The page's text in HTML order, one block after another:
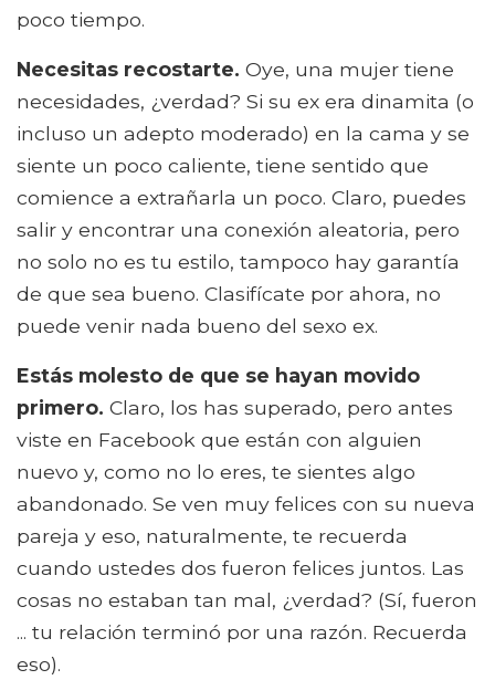
poco tiempo.
Necesitas recostarte. Oye, una mujer tiene
necesidades, ¿verdad? Si su ex era dinamita (o
incluso un adepto moderado) en la cama y se
siente un poco caliente, tiene sentido que
comience a extrañarla un poco. Claro, puedes
salir y encontrar una conexión aleatoria, pero
no solo no es tu estilo, tampoco hay garantía
de que sea bueno. Clasifícate por ahora, no
puede venir nada bueno del sexo ex.
Estás molesto de que se hayan movido
primero. Claro, los has superado, pero antes
viste en Facebook que están con alguien
nuevo y, como no lo eres, te sientes algo
abandonado. Se ven muy felices con su nueva
pareja y eso, naturalmente, te recuerda
cuando ustedes dos fueron felices juntos. Las
cosas no estaban tan mal, ¿verdad? (Sí, fueron
... tu relación terminó por una razón. Recuerda
eso).